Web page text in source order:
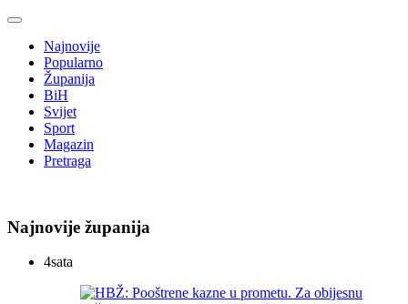
Najnovije
Popularno
Županija
BiH
Svijet
Sport
Magazin
Pretraga
Najnovije županija
4sata